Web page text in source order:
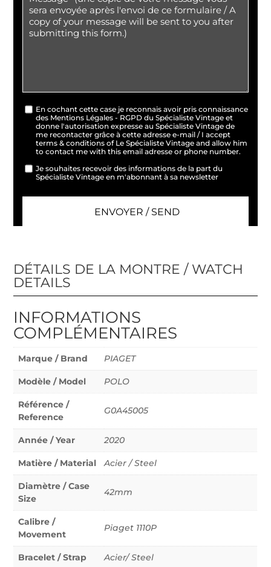
En cochant cette case je reconnais avoir pris connaissance
des Mentions Légales - RGPD du Spécialiste Vintage et
donne l'autorisation expresse au Spécialiste Vintage de
me recontacter grâce à cette adresse e-mail / I accept
terms & conditions of Le Spécialiste Vintage and allow him
to contact me with this email adresse or phone number.
Je souhaites recevoir des informations de la part du
Spécialiste Vintage en m'abonnant à sa newsletter
DÉTAILS DE LA MONTRE / WATCH
DETAILS
INFORMATIONS
COMPLÉMENTAIRES
Marque / Brand PIAGET
Modèle / Model POLO
Référence /
Reference
G0A45005
Année / Year 2020
Matière / Material Acier / Steel
Diamètre / Case
Size
42mm
Calibre /
Movement
Piaget 1110P
Bracelet / Strap Acier/ Steel